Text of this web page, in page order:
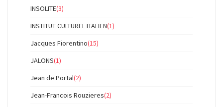
INSOLITE(3)
INSTITUT CULTUREL ITALIEN(1)
Jacques Fiorentino(15)
JALONS(1)
Jean de Portal(2)
Jean-Francois Rouzieres(2)